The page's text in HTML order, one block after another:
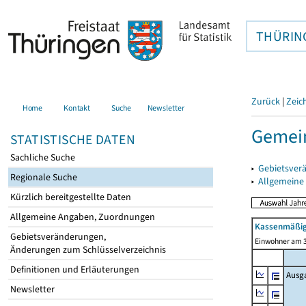
Home Kontakt Suche Newsletter
STATISTISCHE DATEN
Sachliche Suche
Regionale Suche
Kürzlich bereitgestellte Daten
Allgemeine Angaben, Zuordnungen
Gebietsveränderungen,
Änderungen zum Schlüsselverzeichnis
Definitionen und Erläuterungen
Newsletter
Zurück |
▸
▸
Einwohner am